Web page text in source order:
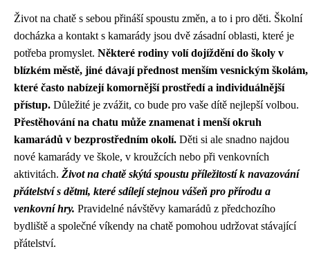
Život na chatě s sebou přináší spoustu změn, a to i pro děti. Školní
docházka a kontakt s kamarády jsou dvě zásadní oblasti, které je
potřeba promyslet. Některé rodiny volí dojíždění do školy v
blízkém městě, jiné dávají přednost menším vesnickým školám,
které často nabízejí komornější prostředí a individuálnější
přístup. Důležité je zvážit, co bude pro vaše dítě nejlepší volbou.
Přestěhování na chatu může znamenat i menší okruh
kamarádů v bezprostředním okolí. Děti si ale snadno najdou
nové kamarády ve škole, v kroužcích nebo při venkovních
aktivitách. Život na chatě skýtá spoustu příležitostí k navazování
přátelství s dětmi, které sdílejí stejnou vášeň pro přírodu a
venkovní hry. Pravidelné návštěvy kamarádů z předchozího
bydliště a společné víkendy na chatě pomohou udržovat stávající
přátelství.